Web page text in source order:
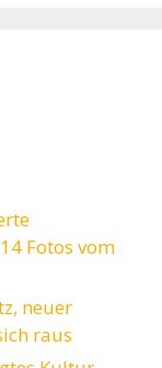
Fotos vom
neuer
raus